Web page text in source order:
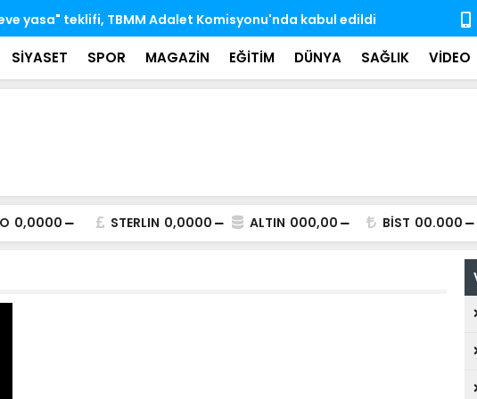
Kacır: Bugüne dek 10 Antarktika, 6 Arktik bilim seferini Türk
gerçekleştirdi
Hayata
iz bıraktı
SİYASET SPOR MAGAZİN EĞİTİM DÜNYA SAĞLIK VİDEO
0,0000 STERLIN 0,0000 ALTIN 000,00 BİST 00.000